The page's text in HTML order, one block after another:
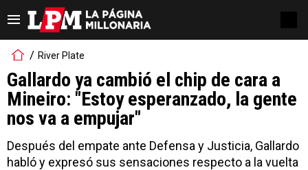
River Plate
Gallardo ya cambió el chip de cara a
Mineiro: "Estoy esperanzado, la gente
nos va a empujar"
Después del empate ante Defensa y Justicia, Gallardo
habló y expresó sus sensaciones respecto a la vuelta